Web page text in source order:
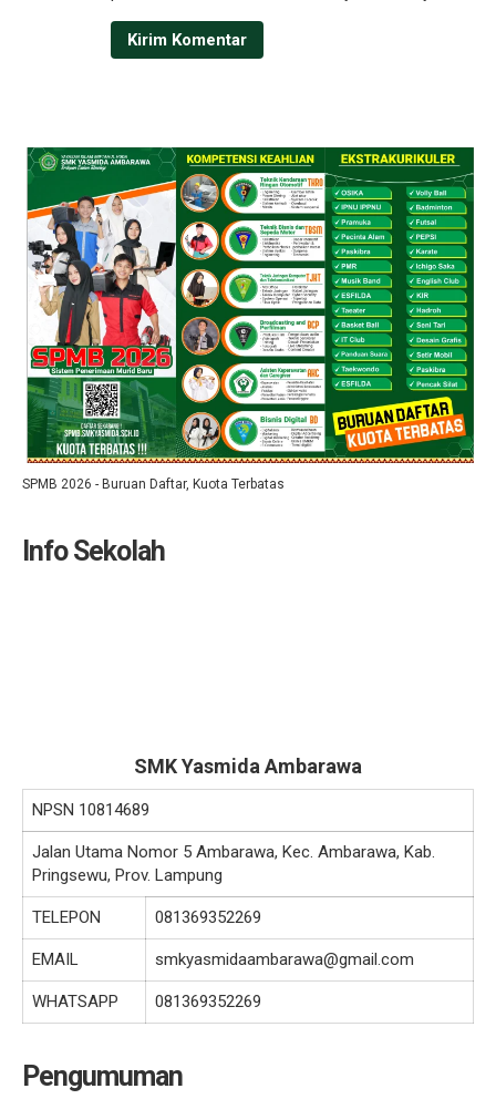
SPMB 2026 - Buruan Daftar, Kuota Terbatas
Info Sekolah
SMK Yasmida Ambarawa
NPSN 10814689
Jalan Utama Nomor 5 Ambarawa, Kec. Ambarawa, Kab.
Pringsewu, Prov. Lampung
TELEPON 081369352269
EMAIL smkyasmidaambarawa@gmail.com
WHATSAPP 081369352269
Pengumuman